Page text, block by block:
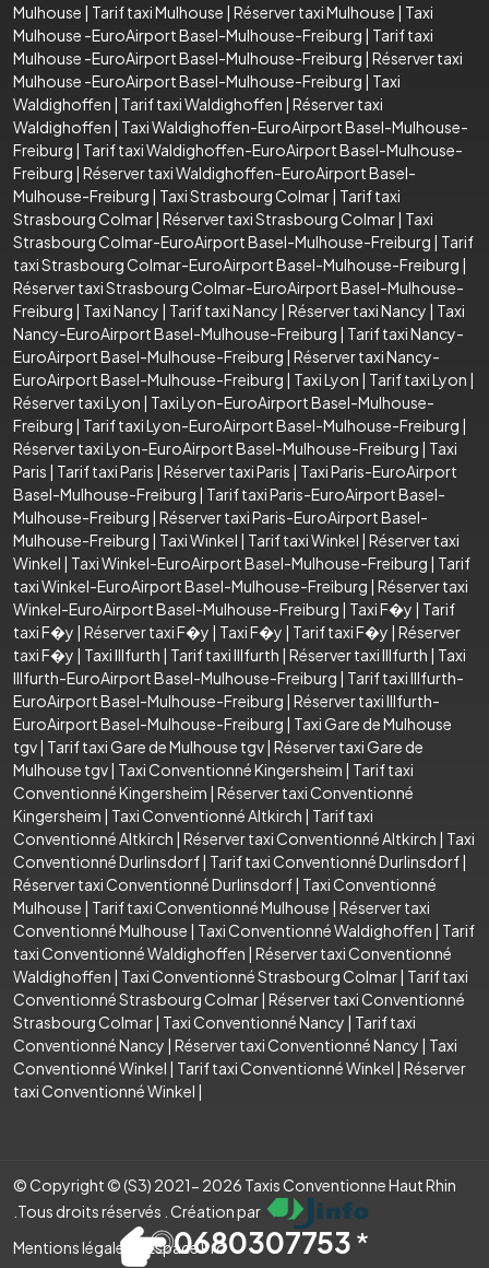
Mulhouse | Tarif taxi Mulhouse | Réserver taxi Mulhouse | Taxi
Mulhouse -EuroAirport Basel-Mulhouse-Freiburg | Tarif taxi
Mulhouse -EuroAirport Basel-Mulhouse-Freiburg | Réserver taxi
Mulhouse -EuroAirport Basel-Mulhouse-Freiburg | Taxi
Waldighoffen | Tarif taxi Waldighoffen | Réserver taxi
Waldighoffen | Taxi Waldighoffen-EuroAirport Basel-Mulhouse-
Freiburg | Tarif taxi Waldighoffen-EuroAirport Basel-Mulhouse-
Freiburg | Réserver taxi Waldighoffen-EuroAirport Basel-
Mulhouse-Freiburg | Taxi Strasbourg Colmar| Tarif taxi
Strasbourg Colmar| Réserver taxi Strasbourg Colmar| Taxi
Strasbourg Colmar-EuroAirport Basel-Mulhouse-Freiburg | Tarif
taxi Strasbourg Colmar-EuroAirport Basel-Mulhouse-Freiburg |
Réserver taxi Strasbourg Colmar-EuroAirport Basel-Mulhouse-
Freiburg | Taxi Nancy | Tarif taxi Nancy | Réserver taxi Nancy | Taxi
Nancy-EuroAirport Basel-Mulhouse-Freiburg | Tarif taxi Nancy-
EuroAirport Basel-Mulhouse-Freiburg | Réserver taxi Nancy-
EuroAirport Basel-Mulhouse-Freiburg | Taxi Lyon | Tarif taxi Lyon |
Réserver taxi Lyon | Taxi Lyon-EuroAirport Basel-Mulhouse-
Freiburg | Tarif taxi Lyon-EuroAirport Basel-Mulhouse-Freiburg |
Réserver taxi Lyon-EuroAirport Basel-Mulhouse-Freiburg | Taxi
Paris | Tarif taxi Paris | Réserver taxi Paris | Taxi Paris-EuroAirport
Basel-Mulhouse-Freiburg | Tarif taxi Paris-EuroAirport Basel-
Mulhouse-Freiburg | Réserver taxi Paris-EuroAirport Basel-
Mulhouse-Freiburg | Taxi Winkel | Tarif taxi Winkel | Réserver taxi
Winkel | Taxi Winkel-EuroAirport Basel-Mulhouse-Freiburg | Tarif
taxi Winkel-EuroAirport Basel-Mulhouse-Freiburg | Réserver taxi
Winkel-EuroAirport Basel-Mulhouse-Freiburg | Taxi F�y | Tarif
taxi F�y | Réserver taxi F�y | Taxi F�y | Tarif taxi F�y | Réserver
taxi F�y | Taxi Illfurth | Tarif taxi Illfurth | Réserver taxi Illfurth | Taxi
Illfurth-EuroAirport Basel-Mulhouse-Freiburg | Tarif taxi Illfurth-
EuroAirport Basel-Mulhouse-Freiburg | Réserver taxi Illfurth-
EuroAirport Basel-Mulhouse-Freiburg | Taxi Gare de Mulhouse
tgv| Tarif taxi Gare de Mulhouse tgv| Réserver taxi Gare de
Mulhouse tgv| Taxi Conventionné Kingersheim | Tarif taxi
Conventionné Kingersheim | Réserver taxi Conventionné
Kingersheim | Taxi Conventionné Altkirch | Tarif taxi
Conventionné Altkirch | Réserver taxi Conventionné Altkirch | Taxi
Conventionné Durlinsdorf| Tarif taxi Conventionné Durlinsdorf|
Réserver taxi Conventionné Durlinsdorf| Taxi Conventionné
Mulhouse | Tarif taxi Conventionné Mulhouse | Réserver taxi
Conventionné Mulhouse | Taxi Conventionné Waldighoffen | Tarif
taxi Conventionné Waldighoffen | Réserver taxi Conventionné
Waldighoffen | Taxi Conventionné Strasbourg Colmar| Tarif taxi
Conventionné Strasbourg Colmar| Réserver taxi Conventionné
Strasbourg Colmar| Taxi Conventionné Nancy | Tarif taxi
Conventionné Nancy | Réserver taxi Conventionné Nancy | Taxi
Conventionné Winkel | Tarif taxi Conventionné Winkel | Réserver
taxi Conventionné Winkel |
© Copyright © (S3) 2021- 2026 Taxis Conventionne Haut Rhin
.Tous droits réservés . Création par
Mentions légales
Espace Pro
0680307753*